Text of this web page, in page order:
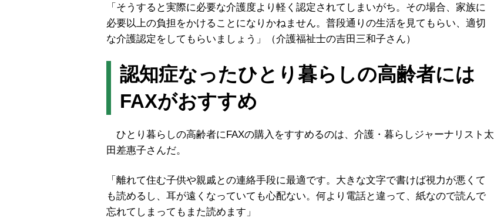
「そうすると実際に必要な介護度より軽く認定されてしまいがち。その場合、家族に
必要以上の負担をかけることになりかねません。普段通りの生活を見てもらい、適切
な介護認定をしてもらいましょう」（介護福祉士の吉田三和子さん）
認知症なったひとり暮らしの高齢者には
FAXがおすすめ
ひとり暮らしの高齢者にFAXの購入をすすめるのは、介護・暮らしジャーナリスト太
田差惠子さんだ。
「離れて住む子供や親戚との連絡手段に最適です。大きな文字で書けば視力が悪くて
も読めるし、耳が遠くなっていても心配ない。何より電話と違って、紙なので読んで
忘れてしまってもまた読めます」